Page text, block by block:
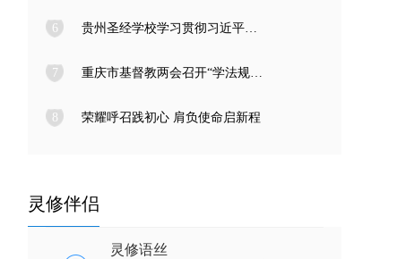
6 贵州圣经学校学习贯彻习近平总书记在庆祝中国共产党成立105周年大会上的重要讲话精神
7 重庆市基督教两会召开“学法规、守戒律、重修为、树形象” 教育活动总结会
8 荣耀呼召践初心 肩负使命启新程
灵修伴侣
灵修语丝